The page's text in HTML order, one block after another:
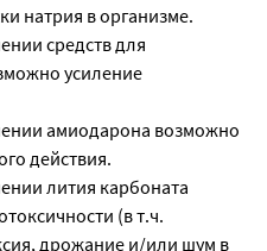
натрия в организме.
средств для
усиление
амиодарона возможно
действия.
лития карбоната
(в т.ч.
дрожание и/или шум в